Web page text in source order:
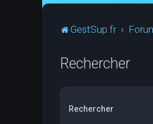
GestSup.fr
Rechercher
Rechercher